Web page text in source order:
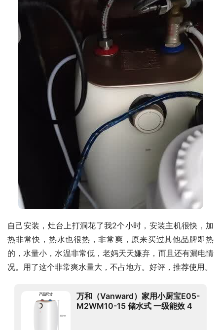
自己安装，灶台上打洞花了我2个小时，安装主机很快，加
热非常快，热水也很热，非常爽，原来买过其他品牌即热
的，水量小，水温非常低，老妈天天嫌弃，而且还有漏电情
况。用了这个非常爽水量大，不占地方。好评，推荐使用。
万和（Vanward）家用小厨宝E05-
M2WM10-15 储水式 一级能效 4